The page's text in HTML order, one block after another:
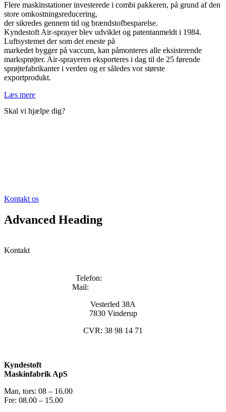
Flere maskinstationer investerede i combi pakkeren, på grund af den
store omkostningsreducering,
der sikredes gennem tid og brændstofbesparelse.
Kyndestoft Air-sprayer blev udviklet og patentanmeldt i 1984.
Luftsystemet der som det eneste på
markedet bygger på vaccum, kan påmonteres alle eksisterende
marksprøjter. Air-sprayeren eksporteres i dag til de 25 førende
sprøjtefabrikanter i verden og er således vor største
exportprodukt.
Læs mere
Skal vi hjælpe dig?
Kontakt os
Advanced Heading
Kontakt
Telefon:
Mail:
Vesterled 38A
7830 Vinderup
CVR: 38 98 14 71
Kyndestoft
Maskinfabrik ApS
Man, tors: 08 – 16.00
Fre: 08.00 – 15.00